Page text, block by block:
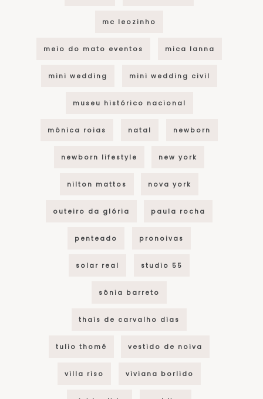
mc leozinho
meio do mato eventos mica lanna
mini wedding mini wedding civil
museu histórico nacional
mônica roias natal newborn
newborn lifestyle new york
nilton mattos nova york
outeiro da glória paula rocha
penteado pronoivas
solar real studio 55
sônia barreto
thais de carvalho dias
tulio thomé vestido de noiva
villa riso viviana borlido